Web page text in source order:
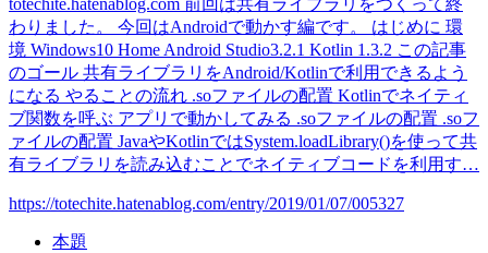
totechite.hatenablog.com 前回は共有ライブラリをつくって終
わりました。 今回はAndroidで動かす編です。 はじめに 環
境 Windows10 Home Android Studio3.2.1 Kotlin 1.3.2 この記事
のゴール 共有ライブラリをAndroid/Kotlinで利用できるよう
になる やることの流れ .soファイルの配置 Kotlinでネイティ
ブ関数を呼ぶ アプリで動かしてみる .soファイルの配置 .soフ
ァイルの配置 JavaやKotlinではSystem.loadLibrary()を使って共
有ライブラリを読み込むことでネイティブコードを利用す…
https://totechite.hatenablog.com/entry/2019/01/07/005327
本題